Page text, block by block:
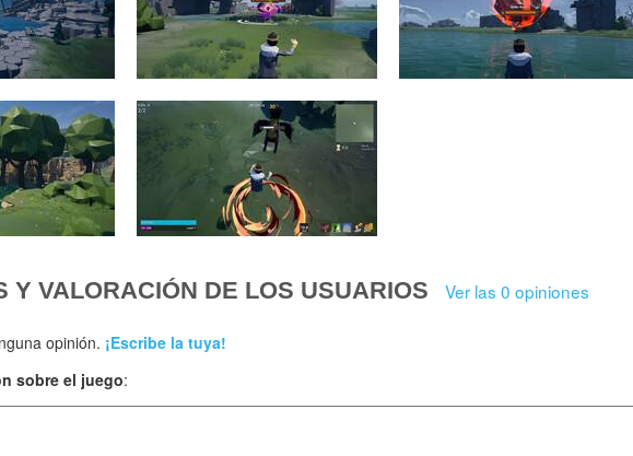
Y VALORACIÓN DE LOS USUARIOS Ver las 0 opiniones
opinión. ¡Escribe la tuya!
sobre el juego: